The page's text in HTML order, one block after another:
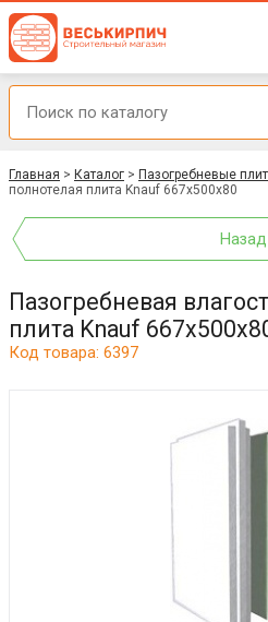
Главная > Каталог > Пазогребневые
полнотелая плита Knauf 667х500х80
Назад
Пазогребневая
плита Knauf
Код товара: 6397